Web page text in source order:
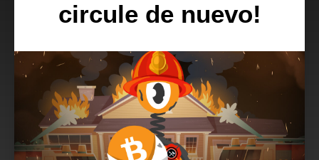
circule de nuevo!